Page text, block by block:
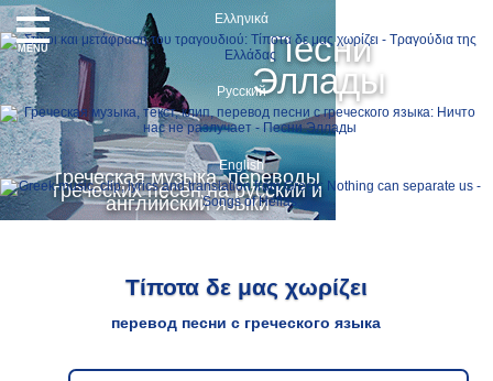
Песни
Эллады
греческая музыка, переводы
греческих песен на русский и
английский языки
Ελληνικά
Русский
English
MENU
Τίποτα δε μας χωρίζει
перевод песни с греческого языка